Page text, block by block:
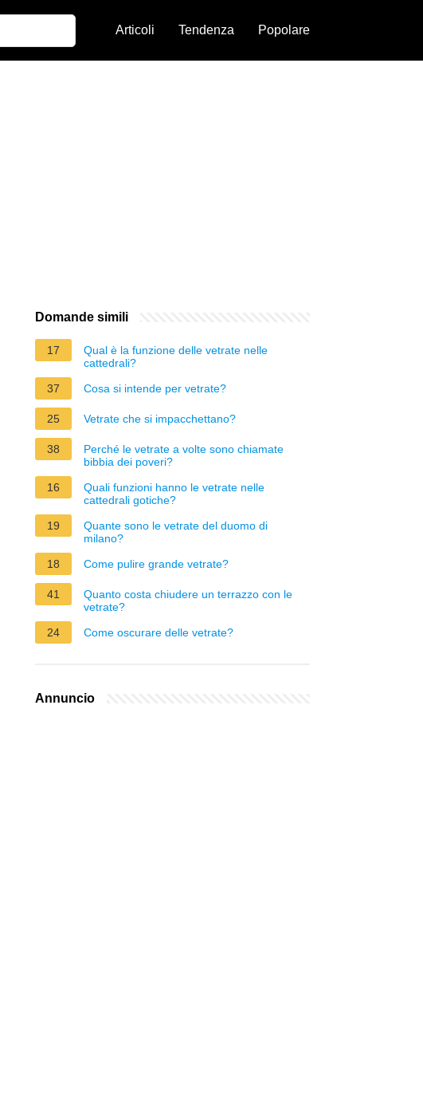
Articoli Tendenza Popolare
Domande simili
17
Qual è la funzione delle vetrate nelle
cattedrali?
37
Cosa si intende per vetrate?
25 Vetrate che si impacchettano?
38
Perché le vetrate a volte sono chiamate
bibbia dei poveri?
16
Quali funzioni hanno le vetrate nelle
cattedrali gotiche?
19
Quante sono le vetrate del duomo di
milano?
18
Come pulire grande vetrate?
41
Quanto costa chiudere un terrazzo con le
vetrate?
24
Come oscurare delle vetrate?
Annuncio